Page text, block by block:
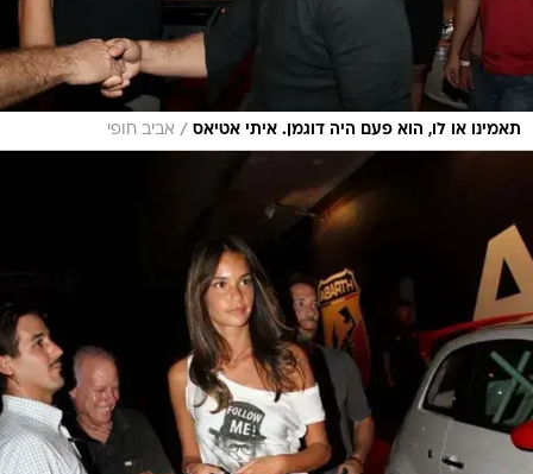
תאמינו או לו, הוא פעם היה דוגמן. איתי אטיאס / אביב חופי